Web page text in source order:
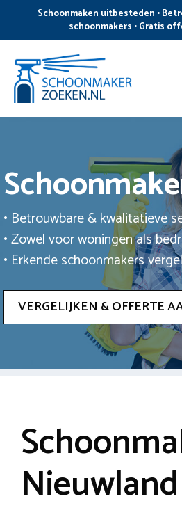
de
inhoud
Schoonmaken uitbesteden •
schoonmakers • Gratis
• Betrouwbare & kwalitatieve
• Zowel voor woningen als
• Erkende schoonmakers
VERGELIJKEN & OFFERTE
Nieuwland